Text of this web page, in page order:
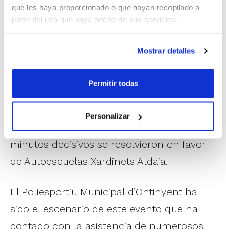
que les haya proporcionado o que hayan recopilado a
partir del uso que haya hecho de sus servicios.
Mostrar detalles
Permitir todas
Personalizar
jugadores de Aldaia les costaba atacar con
fluidez y Claret llegó a ponerse por delante
igualdad en una segunda mitad intensa
que cualquiera pudo ganar pero cuyos
minutos decisivos se resolvieron en favor
de Autoescuelas Xardinets Aldaia.
El Poliesportiu Municipal d’Ontinyent ha
sido el escenario de este evento que ha
contado con la asistencia de numerosos